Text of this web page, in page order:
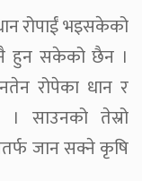
रोपाईं भइसकेको
नै हुन सकेको छैन ।
रोपेका धान र
साउनको तेस्रो
जान सक्ने कृषि